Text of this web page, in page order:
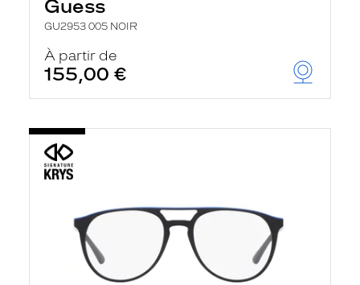
Guess
GU2953 005 NOIR
À partir de
155,00 €